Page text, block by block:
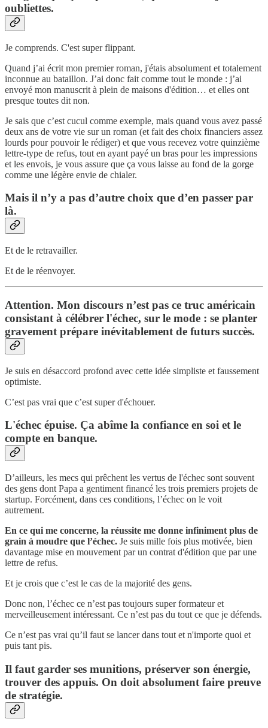
oubliettes.
Je comprends. C'est super flippant.
Quand j’ai écrit mon premier roman, j'étais absolument et totalement
inconnue au bataillon. J’ai donc fait comme tout le monde : j’ai
envoyé mon manuscrit à plein de maisons d'édition… et elles ont
presque toutes dit non.
Je sais que c’est cucul comme exemple, mais quand vous avez passé
deux ans de votre vie sur un roman (et fait des choix financiers assez
lourds pour pouvoir le rédiger) et que vous recevez votre quinzième
lettre-type de refus, tout en ayant payé un bras pour les impressions
et les envois, je vous assure que ça vous laisse au fond de la gorge
comme une légère envie de chialer.
Mais il n’y a pas d’autre choix que d’en passer par
là.
Et de le retravailler.
Et de le réenvoyer.
Attention. Mon discours n’est pas ce truc américain
consistant à célébrer l'échec, sur le mode : se planter
gravement prépare inévitablement de futurs succès.
Je suis en désaccord profond avec cette idée simpliste et faussement
optimiste.
C’est pas vrai que c’est super d'échouer.
L'échec épuise. Ça abîme la confiance en soi et le
compte en banque.
D’ailleurs, les mecs qui prêchent les vertus de l'échec sont souvent
des gens dont Papa a gentiment financé les trois premiers projets de
startup. Forcément, dans ces conditions, l’échec on le voit
autrement.
En ce qui me concerne, la réussite me donne infiniment plus de
grain à moudre que l’échec. Je suis mille fois plus motivée, bien
davantage mise en mouvement par un contrat d'édition que par une
lettre de refus.
Et je crois que c’est le cas de la majorité des gens.
Donc non, l’échec ce n’est pas toujours super formateur et
merveilleusement intéressant. Ce n’est pas du tout ce que je défends.
Ce n’est pas vrai qu’il faut se lancer dans tout et n'importe quoi et
puis tant pis.
Il faut garder ses munitions, préserver son énergie,
trouver des appuis. On doit absolument faire preuve
de stratégie.